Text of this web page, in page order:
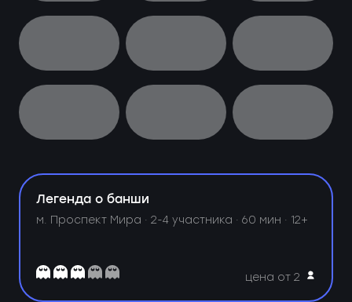
Легенда о банши
м. Проспект Мира ·2-4 участника · 60 мин · 12+
цена от 2